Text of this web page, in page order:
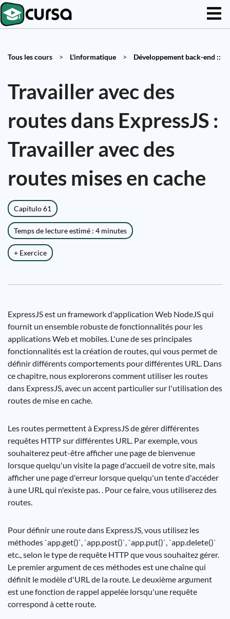
Tous les cours > L'informatique > Développement back-end ::
Travailler avec des
routes dans ExpressJS :
Travailler avec des
routes mises en cache
Capítulo 61
Temps de lecture estimé : 4 minutes
+ Exercice
ExpressJS est un framework d'application Web NodeJS qui
fournit un ensemble robuste de fonctionnalités pour les
applications Web et mobiles. L'une de ses principales
fonctionnalités est la création de routes, qui vous permet de
définir différents comportements pour différentes URL. Dans
ce chapitre, nous explorerons comment utiliser les routes
dans ExpressJS, avec un accent particulier sur l'utilisation des
routes de mise en cache.
Les routes permettent à ExpressJS de gérer différentes
requêtes HTTP sur différentes URL. Par exemple, vous
souhaiterez peut-être afficher une page de bienvenue
lorsque quelqu'un visite la page d'accueil de votre site, mais
afficher une page d'erreur lorsque quelqu'un tente d'accéder
à une URL qui n'existe pas. . Pour ce faire, vous utiliserez des
routes.
Pour définir une route dans ExpressJS, vous utilisez les
méthodes `app.get()`, `app.post()`, `app.put()`, `app.delete()`
etc., selon le type de requête HTTP que vous souhaitez gérer.
Le premier argument de ces méthodes est une chaîne qui
définit le modèle d'URL de la route. Le deuxième argument
est une fonction de rappel appelée lorsqu'une requête
correspond à cette route.